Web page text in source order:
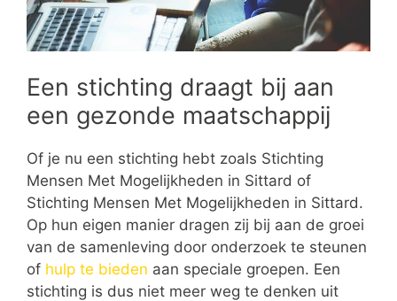
Een stichting draagt bij aan
een gezonde maatschappij
Of je nu een stichting hebt zoals Stichting
Mensen Met Mogelijkheden in Sittard of
Stichting Mensen Met Mogelijkheden in Sittard.
Op hun eigen manier dragen zij bij aan de groei
van de samenleving door onderzoek te steunen
of hulp te bieden aan speciale groepen. Een
stichting is dus niet meer weg te denken uit